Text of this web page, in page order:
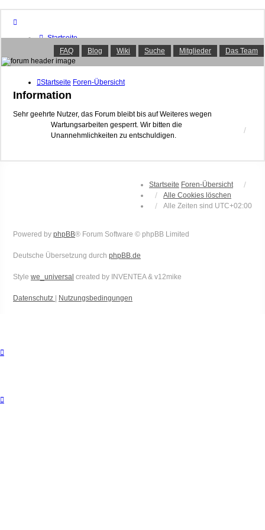
Startseite
Foren-Übersicht
FAQ
Suche
Aktive Themen
Das Team
Anmelden
FAQ Blog Wiki Suche Mitglieder Das Team
Startseite Foren-Übersicht
Information
Sehr geehrte Nutzer, das Forum bleibt bis auf Weiteres wegen
Wartungsarbeiten gesperrt. Wir bitten die
Unannehmlichkeiten zu entschuldigen.
Startseite Foren-Übersicht
Alle Cookies löschen
Alle Zeiten sind UTC+02:00
Powered by phpBB® Forum Software © phpBB Limited
Deutsche Übersetzung durch phpBB.de
Style we_universal created by INVENTEA & v12mike
Datenschutz Nutzungsbedingungen